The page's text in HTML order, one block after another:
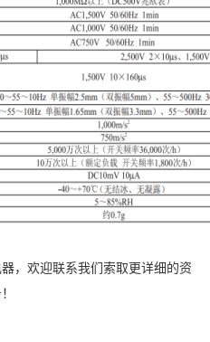
，欢迎联系我们索取更详细的资